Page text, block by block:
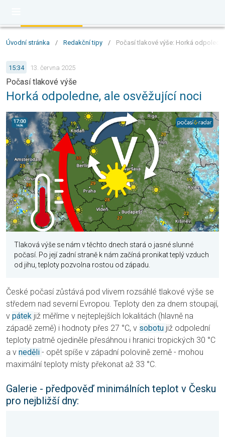
Úvodní stránka / Redakční tipy / Počasí tlakové výše: Horká
15:34 13. června 2025
Počasí tlakové výše
Horká odpoledne, ale osvěžující noci
Tlaková výše se nám v těchto dnech stará o jasné slunné
počasí. Po její zadní straně k nám začíná pronikat teplý vzduch
od jihu, teploty pozvolna rostou od západu.
České počasí zůstává pod vlivem rozsáhlé tlakové výše se
středem nad severní Evropou. Teploty den za dnem stoupají,
v pátek již měříme v nejteplejších lokalitách (hlavně na
západě země) i hodnoty přes 27 °C, v sobotu již odpolední
teploty patrně ojediněle přesáhnou i hranici tropických 30 °C
a v neděli - opět spíše v západní polovině země - mohou
maximální teploty místy překonat až 33 °C.
Galerie - předpověď minimálních teplot v Česku
pro nejbližší dny: